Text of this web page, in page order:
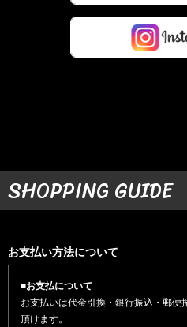
SHOPPING GUIDE
お支払い方法について
■お支払について
お支払いは代金引換・銀行振込・郵便
頂けます。